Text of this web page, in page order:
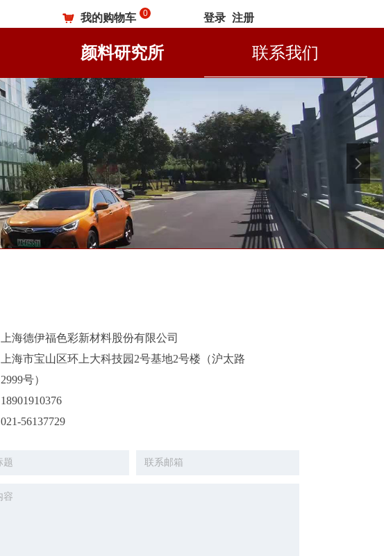
颜料研究所 联系我们
넲
낙 我的购物车 0 登录 注册
上海德伊福色彩新材料股份有限公司
上海市宝山区环上大科技园2号基地2号楼（沪太路
2999号）
18901910376
021-56137729